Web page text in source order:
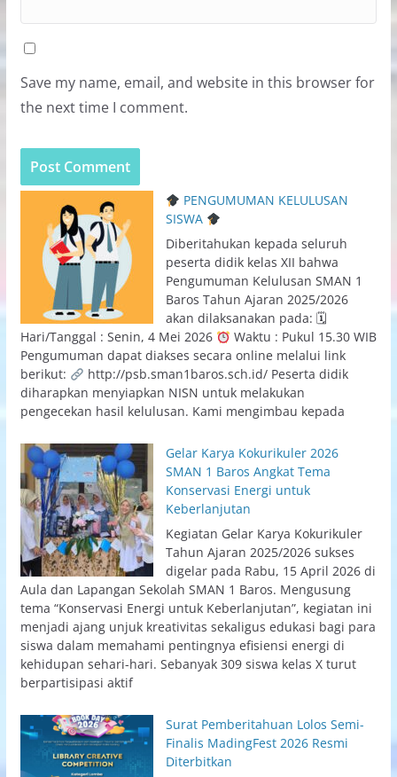
Save my name, email, and website in this browser for
the next time I comment.
PENGUMUMAN KELULUSAN
SISWA
Diberitahukan kepada seluruh
peserta didik kelas XII bahwa
Pengumuman Kelulusan SMAN 1
Baros Tahun Ajaran 2025/2026
akan dilaksanakan pada: 🗓
Hari/Tanggal : Senin, 4 Mei 2026
Waktu : Pukul 15.30 WIB
Pengumuman dapat diakses secara online melalui link
berikut:
http://psb.sman1baros.sch.id/ Peserta didik
diharapkan menyiapkan NISN untuk melakukan
pengecekan hasil kelulusan. Kami mengimbau kepada
Gelar Karya Kokurikuler 2026
SMAN 1 Baros Angkat Tema
Konservasi Energi untuk
Keberlanjutan
Kegiatan Gelar Karya Kokurikuler
Tahun Ajaran 2025/2026 sukses
digelar pada Rabu, 15 April 2026 di
Aula dan Lapangan Sekolah SMAN 1 Baros. Mengusung
tema “Konservasi Energi untuk Keberlanjutan”, kegiatan ini
menjadi ajang unjuk kreativitas sekaligus edukasi bagi para
siswa dalam memahami pentingnya efisiensi energi di
kehidupan sehari-hari. Sebanyak 309 siswa kelas X turut
berpartisipasi aktif
Surat Pemberitahuan Lolos Semi-
Finalis MadingFest 2026 Resmi
Diterbitkan